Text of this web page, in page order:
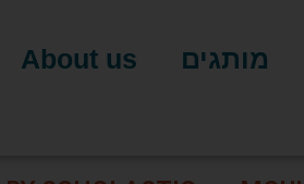
מותגים About us